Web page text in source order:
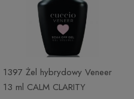
1397 Żel hybrydowy Veneer
13 ml CALM CLARITY